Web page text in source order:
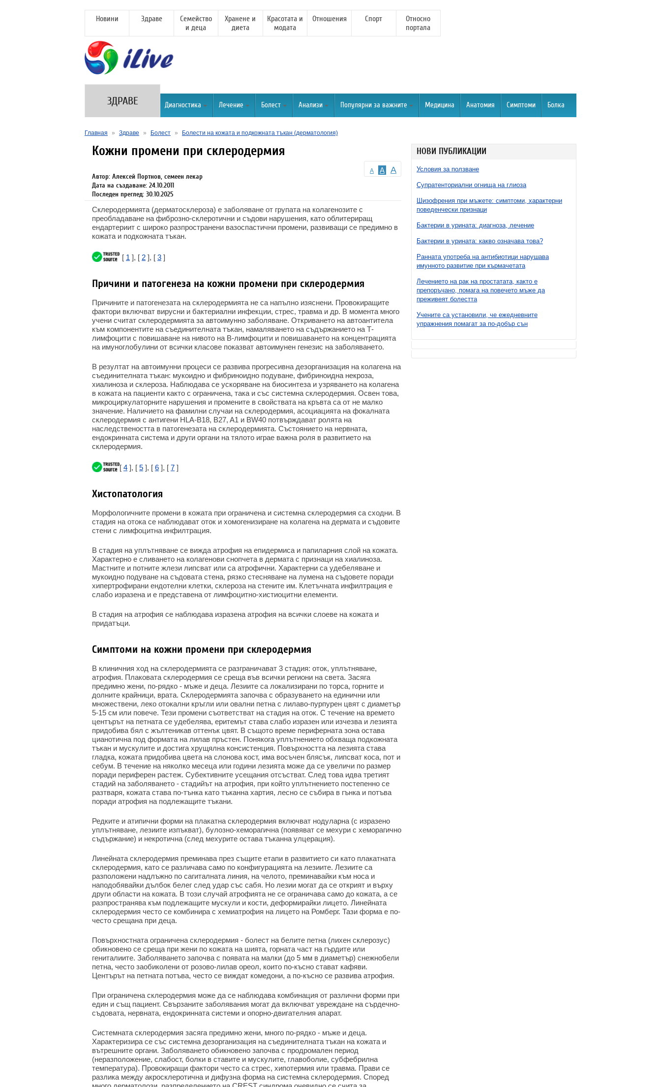
Новини Здраве
Семейство
и деца
Хранене и
диета
Красотата и
модата
Отношения Спорт
Относно
портала
ЗДРАВЕ Диагностика Лечение Болест Анализи Популярни за важните Медицина Анатомия Симптоми Болка
Главная » Здраве » Болест » Болести на кожата и подкожната тъкан (дерматология)
НОВИ ПУБЛИКАЦИИ
Условия за ползване
Супратенториални огнища на глиоза
Шизофрения при мъжете: симптоми, характерни
поведенчески признаци
Бактерии в урината: диагноза, лечение
Бактерии в урината: какво означава това?
Ранната употреба на антибиотици нарушава
имунното развитие при кърмачетата
Лечението на рак на простатата, както е
препоръчано, помага на повечето мъже да
преживеят болестта
Учените са установили, че ежедневните
упражнения помагат за по-добър сън
A A A
Кожни промени при склеродермия
Автор: Алексей Портнов, семеен лекар
Дата на създаване: 24.10.2011
Последен преглед: 30.10.2025
Склеродермията (дерматосклероза) е заболяване от групата на колагенозите с
преобладаване на фиброзно-склеротични и съдови нарушения, като облитериращ
ендартериит с широко разпространени вазоспастични промени, развиващи се предимно в
кожата и подкожната тъкан.
[ 1 ], [ 2 ], [ 3 ]
Причини и патогенеза на кожни промени при склеродермия
Причините и патогенезата на склеродермията не са напълно изяснени. Провокиращите
фактори включват вирусни и бактериални инфекции, стрес, травма и др. В момента много
учени считат склеродермията за автоимунно заболяване. Откриването на автоантитела
към компонентите на съединителната тъкан, намаляването на съдържанието на Т-
лимфоцити с повишаване на нивото на В-лимфоцити и повишаването на концентрацията
на имуноглобулини от всички класове показват автоимунен генезис на заболяването.
В резултат на автоимунни процеси се развива прогресивна дезорганизация на колагена на
съединителната тъкан: мукоидно и фибриноидно подуване, фибриноидна некроза,
хиалиноза и склероза. Наблюдава се ускоряване на биосинтеза и узряването на колагена
в кожата на пациенти както с ограничена, така и със системна склеродермия. Освен това,
микроциркулаторните нарушения и промените в свойствата на кръвта са от не малко
значение. Наличието на фамилни случаи на склеродермия, асоциацията на фокалната
склеродермия с антигени HLA-B18, B27, A1 и BW40 потвърждават ролята на
наследствеността в патогенезата на склеродермията. Състоянието на нервната,
ендокринната система и други органи на тялото играе важна роля в развитието на
склеродермия.
[ 4 ], [ 5 ], [ 6 ], [ 7 ]
Хистопатология
Морфологичните промени в кожата при ограничена и системна склеродермия са сходни. В
стадия на отока се наблюдават оток и хомогенизиране на колагена на дермата и съдовите
стени с лимфоцитна инфилтрация.
В стадия на уплътняване се вижда атрофия на епидермиса и папиларния слой на кожата.
Характерно е сливането на колагенови снопчета в дермата с признаци на хиалиноза.
Мастните и потните жлези липсват или са атрофични. Характерни са удебеляване и
мукоидно подуване на съдовата стена, рязко стесняване на лумена на съдовете поради
хипертрофирани ендотелни клетки, склероза на стените им. Клетъчната инфилтрация е
слабо изразена и е представена от лимфоцитно-хистиоцитни елементи.
В стадия на атрофия се наблюдава изразена атрофия на всички слоеве на кожата и
придатъци.
Симптоми на кожни промени при склеродермия
В клиничния ход на склеродермията се разграничават 3 стадия: оток, уплътняване,
атрофия. Плаковата склеродермия се среща във всички региони на света. Засяга
предимно жени, по-рядко - мъже и деца. Лезиите са локализирани по торса, горните и
долните крайници, врата. Склеродермията започва с образуването на единични или
множествени, леко отокални кръгли или овални петна с лилаво-пурпурен цвят с диаметър
5-15 см или повече. Тези промени съответстват на стадия на оток. С течение на времето
центърът на петната се удебелява, еритемът става слабо изразен или изчезва и лезията
придобива бял с жълтеникав оттенък цвят. В същото време периферната зона остава
цианотична под формата на лилав пръстен. Понякога уплътнението обхваща подкожната
тъкан и мускулите и достига хрущялна консистенция. Повърхността на лезията става
гладка, кожата придобива цвета на слонова кост, има восъчен блясък, липсват коса, пот и
себум. В течение на няколко месеца или години лезията може да се увеличи по размер
поради периферен растеж. Субективните усещания отсъстват. След това идва третият
стадий на заболяването - стадийът на атрофия, при който уплътнението постепенно се
разтваря, кожата става по-тънка като тъканна хартия, лесно се събира в гънка и потъва
поради атрофия на подлежащите тъкани.
Редките и атипични форми на плакатна склеродермия включват нодуларна (с изразено
уплътняване, лезиите изпъкват), булозно-хеморагична (появяват се мехури с хеморагично
съдържание) и некротична (след мехурите остава тъканна улцерация).
Линейната склеродермия преминава през същите етапи в развитието си като плакатната
склеродермия, като се различава само по конфигурацията на лезиите. Лезиите са
разположени надлъжно по сагиталната линия, на челото, преминавайки към носа и
наподобявайки дълбок белег след удар със сабя. Но лезии могат да се открият и върху
други области на кожата. В този случай атрофията не се ограничава само до кожата, а се
разпространява към подлежащите мускули и кости, деформирайки лицето. Линейната
склеродермия често се комбинира с хемиатрофия на лицето на Ромберг. Тази форма е по-
често срещана при деца.
Повърхностната ограничена склеродермия - болест на белите петна (лихен склерозус)
обикновено се среща при жени по кожата на шията, горната част на гърдите или
гениталиите. Заболяването започва с появата на малки (до 5 мм в диаметър) снежнобели
петна, често заобиколени от розово-лилав ореол, които по-късно стават кафяви.
Центърът на петната потъва, често се виждат комедони, а по-късно се развива атрофия.
При ограничена склеродермия може да се наблюдава комбинация от различни форми при
един и същ пациент. Свързаните заболявания могат да включват увреждане на сърдечно-
съдовата, нервната, ендокринната системи и опорно-двигателния апарат.
Системната склеродермия засяга предимно жени, много по-рядко - мъже и деца.
Характеризира се със системна дезорганизация на съединителната тъкан на кожата и
вътрешните органи. Заболяването обикновено започва с продромален период
(неразположение, слабост, болки в ставите и мускулите, главоболие, субфебрилна
температура). Провокиращи фактори често са стрес, хипотермия или травма. Прави се
разлика между акросклеротична и дифузна форма на системна склеродермия. Според